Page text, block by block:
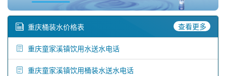
重庆桶装水价格表 查看更多
重庆童家溪镇饮用水送水电话
重庆童家溪镇饮用桶装水送水电话